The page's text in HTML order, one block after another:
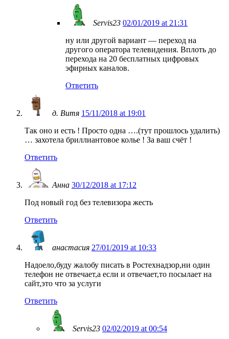
Servis23 02/01/2019 at 21:31
ну или другой вариант — переход на
другого оператора телевидения. Вплоть до
перехода на 20 бесплатных цифровых
эфирных каналов.
Ответить
д. Витя 15/11/2018 at 19:01
Так оно и есть ! Просто одна ….(тут прошлось удалить)
… захотела бриллиантовое колье ! За ваш счёт !
Ответить
Анна 30/12/2018 at 17:12
Под новый год без телевизора жесть
Ответить
анастасия 27/01/2019 at 10:33
Надоело,буду жалобу писать в Ростехнадзор,ни один
телефон не отвечает,а если и отвечает,то посылает на
сайт,это что за услуги
Ответить
Servis23 02/02/2019 at 00:54